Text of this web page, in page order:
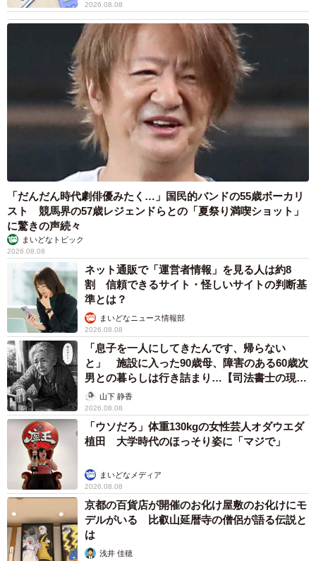
2026.08.08
「だんだん時代劇俳優みたく…」国民的バンドの55歳ボーカリ
スト 競馬界の57歳レジェンドらとの「夏祭り満喫ショット」
に驚きの声続々
まいどなトピック
2026.08.08
ネット通販で「運営者情報」を見る人は約8
割 信頼できるサイト・怪しいサイトの判断基
準とは？
まいどなニュース情報部
2026.08.08
「息子を一人にしてきたんです、帰らない
と」 施設に入った90歳母、障害のある60歳次
男との暮らしは行き詰まり…【司法書士の現場
から】山下 静香
2026.08.08
「ウソだろ」体重130kgの女性芸人オダウエダ
植田 大学時代のほっそり姿に「マジで」
まいどなメディア
2026.08.08
京都の百貨店が開催のお化け屋敷のお化けにモ
デルがいる 比叡山延暦寺の僧侶が語る伝説と
は
浅井 佳穂